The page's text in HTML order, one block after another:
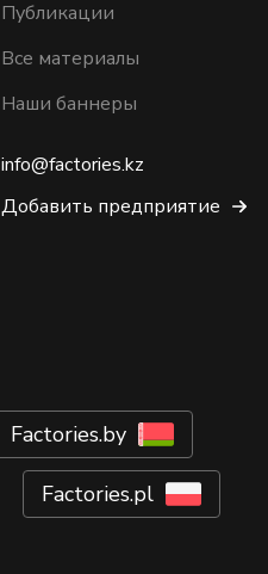
Публикации
Все материалы
Наши баннеры
info@factories.kz
Добавить предприятие
Factories.by
Factories.pl